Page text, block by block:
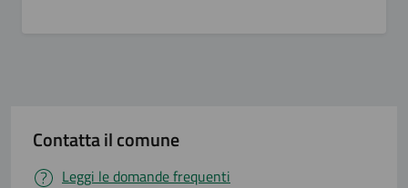
Contatta il comune
Leggi le domande frequenti